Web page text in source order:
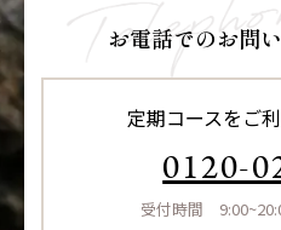
お電話でのお問
定期コースをご
0120-
受付時間